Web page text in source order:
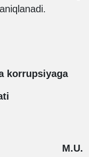
korrupsiyaga
M.U.